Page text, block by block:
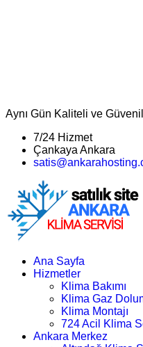
Aynı Gün Kaliteli ve
7/24 Hizmet
Çankaya Ankara
Ana Sayfa
Hizmetler
Klima Bakımı
Klima Gaz
Klima Montajı
724 Acil Klima
Ankara Merkez